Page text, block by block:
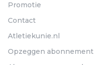
Promotie
Contact
Atletiekunie.nl
Opzeggen abonnement